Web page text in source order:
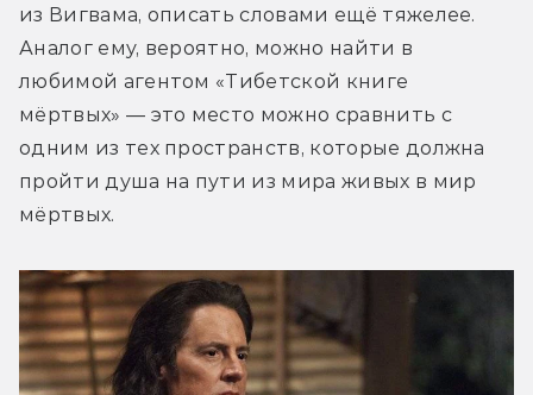
из Вигвама, описать словами ещё тяжелее.
Аналог ему, вероятно, можно найти в
любимой агентом «Тибетской книге
мёртвых» — это место можно сравнить с
одним из тех пространств, которые должна
пройти душа на пути из мира живых в мир
мёртвых.